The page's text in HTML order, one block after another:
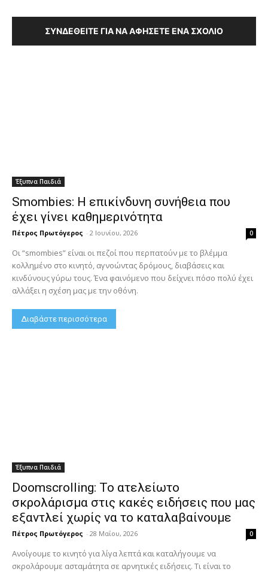
ΣΥΝΔΕΘΕΊΤΕ ΓΙΑ ΝΑ ΑΦΉΣΕΤΕ ΈΝΑ ΣΧΌΛΙΟ
Έξυπνα Παιδιά
Smombies: Η επικίνδυνη συνήθεια που
έχει γίνει καθημερινότητα
Πέτρος Πρωτόγερος - 2 Ιουνίου, 2026 0
Οι “smombies” είναι οι πεζοί που περπατούν με το βλέμμα
κολλημένο στο κινητό, αγνοώντας δρόμους, διαβάσεις και
κινδύνους γύρω τους. Ένα φαινόμενο που δείχνει πόσο πολύ έχει
αλλάξει η σχέση μας με την οθόνη.
Διαβάστε περισσότερα
Έξυπνα Παιδιά
Doomscrolling: Το ατελείωτο
σκρολάρισμα στις κακές ειδήσεις που μας
εξαντλεί χωρίς να το καταλαβαίνουμε
Πέτρος Πρωτόγερος - 28 Μαΐου, 2026 0
Ανοίγουμε το κινητό για λίγα λεπτά και καταλήγουμε να
σκρολάρουμε ασταμάτητα σε αρνητικές ειδήσεις. Τι είναι το